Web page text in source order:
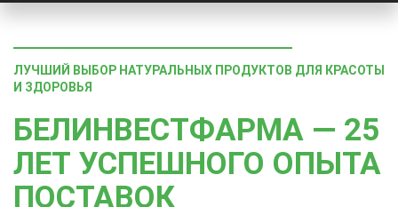
ЛУЧШИЙ ВЫБОР НАТУРАЛЬНЫХ ПРОДУКТОВ ДЛЯ КРАСОТЫ
И ЗДОРОВЬЯ
БЕЛИНВЕСТФАРМА — 25
ЛЕТ УСПЕШНОГО ОПЫТА
ПОСТАВОК